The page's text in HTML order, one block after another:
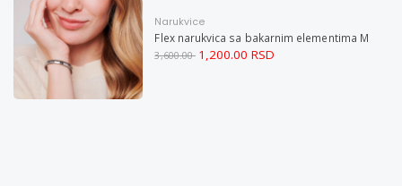
Narukvice
Flex narukvica sa bakarnim elementima M
3,600.00 1,200.00 RSD